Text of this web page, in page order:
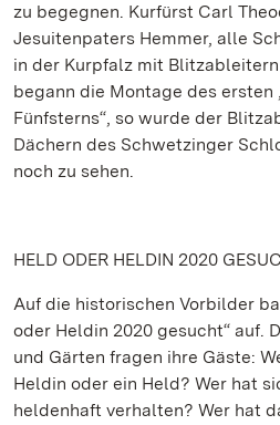
zu begegnen. Kurfürst Carl
Jesuitenpaters Hemmer, alle
in der Kurpfalz mit Blitzableitern
begann die Montage des ersten
Fünfsterns“, so wurde der
Dächern des Schwetzinger
noch zu sehen.
HELD ODER HELDIN 2020
Auf die historischen Vorbilder
oder Heldin 2020 gesucht“ auf.
und Gärten fragen ihre Gäste:
Heldin oder ein Held? Wer hat
heldenhaft verhalten? Wer hat